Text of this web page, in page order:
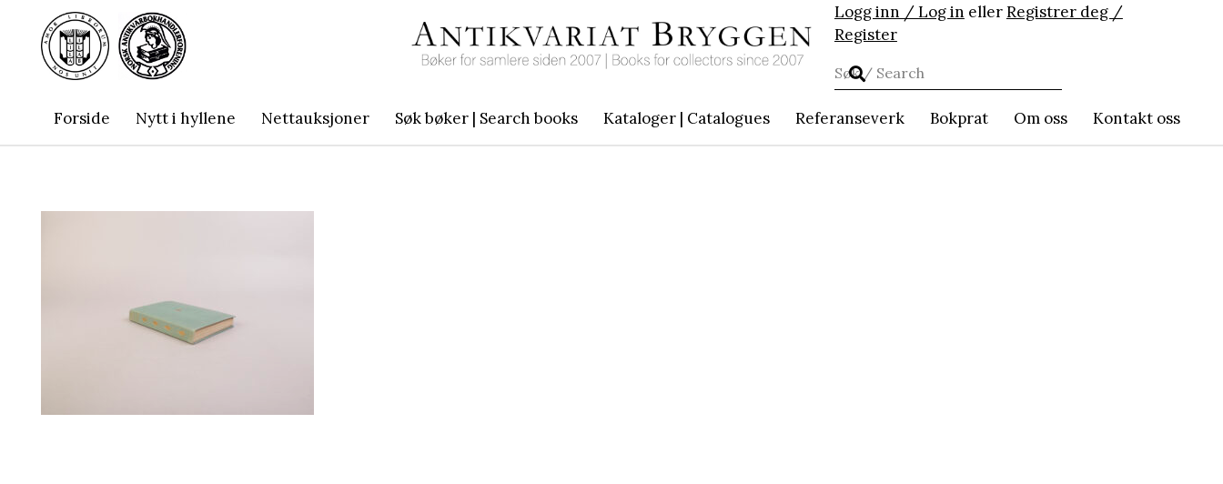
Logg inn / Log in ellerRegistrer deg /
Register
Forside Nytt i hyllene Nettauksjoner Søk bøker | Search books Kataloger | Catalogues Referanseverk Bokprat Om oss Kontakt oss